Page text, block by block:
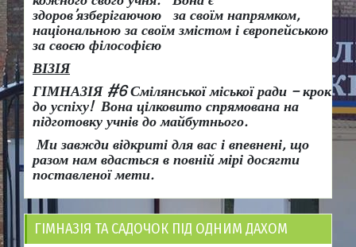
здоров’язберігаючою за своїм напрямком,
національною за своїм змістом і європейською
за своєю філософією
ВІЗІЯ
ГІМНАЗІЯ #6 Смілянської міської ради – крок
до успіху! Вона цілковито спрямована на
підготовку учнів до майбутнього.
Ми завжди відкриті для вас і впевнені, що
разом нам вдасться в повній мірі досягти
поставленої мети.
ГІМНАЗІЯ ТА САДОЧОК ПІД ОДНИМ ДАХОМ